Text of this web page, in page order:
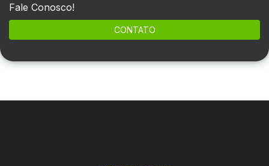
Fale Conosco!
CONTATO